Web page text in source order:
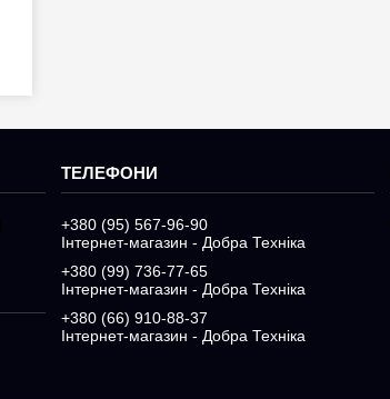
+380 (95) 567-96-90
Інтернет-магазин - Добра Техніка
+380 (99) 736-77-65
Інтернет-магазин - Добра Техніка
+380 (66) 910-88-37
Інтернет-магазин - Добра Техніка